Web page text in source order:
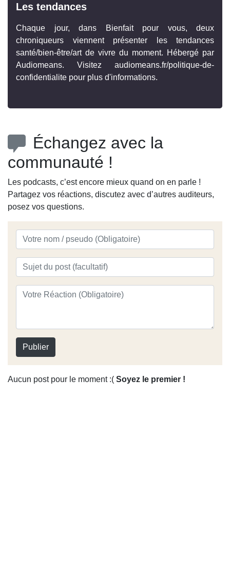
Les tendances
Chaque jour, dans Bienfait pour vous, deux
chroniqueurs viennent présenter les tendances
santé/bien-être/art de vivre du moment. Hébergé par
Audiomeans. Visitez audiomeans.fr/politique-de-
confidentialite pour plus d'informations.
Échangez avec la
communauté !
Les podcasts, c’est encore mieux quand on en parle !
Partagez vos réactions, discutez avec d’autres auditeurs,
posez vos questions.
Publier
Aucun post pour le moment :( Soyez le premier !